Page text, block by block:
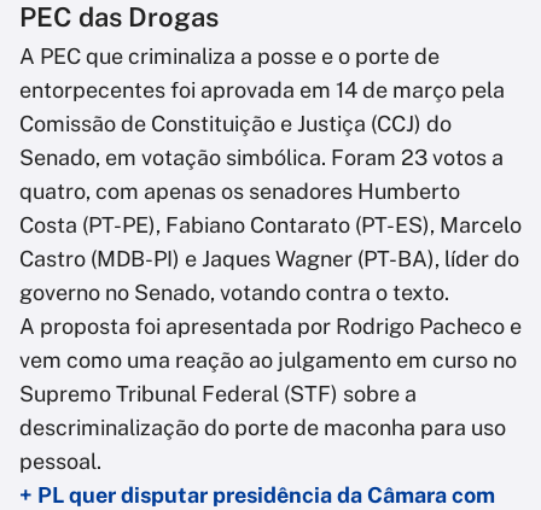
PEC das Drogas
A PEC que criminaliza a posse e o porte de
entorpecentes foi aprovada em 14 de março pela
Comissão de Constituição e Justiça (CCJ) do
Senado, em votação simbólica. Foram 23 votos a
quatro, com apenas os senadores Humberto
Costa (PT-PE), Fabiano Contarato (PT-ES), Marcelo
Castro (MDB-PI) e Jaques Wagner (PT-BA), líder do
governo no Senado, votando contra o texto.
A proposta foi apresentada por Rodrigo Pacheco e
vem como uma reação ao julgamento em curso no
Supremo Tribunal Federal (STF) sobre a
descriminalização do porte de maconha para uso
pessoal.
+ PL quer disputar presidência da Câmara com